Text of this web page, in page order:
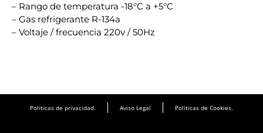
– Rango de temperatura -18°C a +5°C
– Gas refrigerante R-134a
– Voltaje / frecuencia 220v / 50Hz
Politicas de privacidad. Aviso Legal Politicas de Cookies.